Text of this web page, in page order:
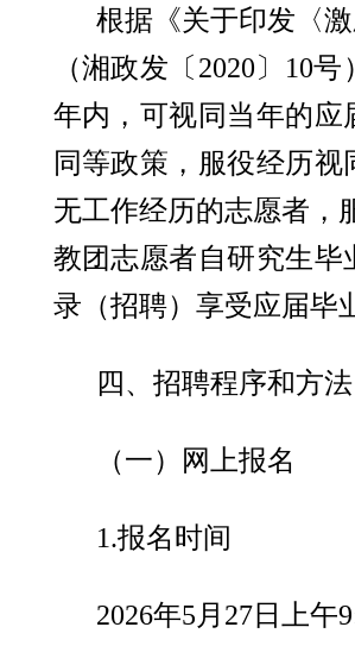
根据《关于印发〈
（湘政发〔2020〕10
年内，可视同当年的
同等政策，服役经历
无工作经历的志愿者，
教团志愿者自研究生
录（招聘）享受应届毕
四、招聘程序和方法
（一）网上报名
1.报名时间
2026年5月27日上午